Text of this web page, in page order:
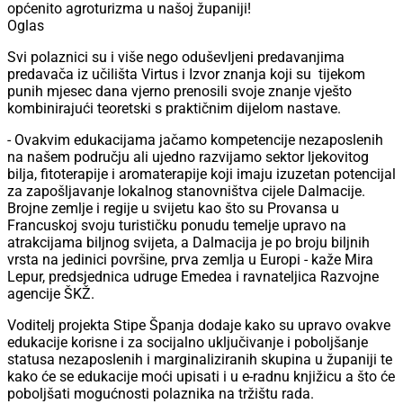
općenito agroturizma u našoj županiji!
Oglas
Svi polaznici su i više nego oduševljeni predavanjima
predavača iz učilišta Virtus i Izvor znanja koji su tijekom
punih mjesec dana vjerno prenosili svoje znanje vješto
kombinirajući teoretski s praktičnim dijelom nastave.
- Ovakvim edukacijama jačamo kompetencije nezaposlenih
na našem području ali ujedno razvijamo sektor ljekovitog
bilja, fitoterapije i aromaterapije koji imaju izuzetan potencijal
za zapošljavanje lokalnog stanovništva cijele Dalmacije.
Brojne zemlje i regije u svijetu kao što su Provansa u
Francuskoj svoju turističku ponudu temelje upravo na
atrakcijama biljnog svijeta, a Dalmacija je po broju biljnih
vrsta na jedinici površine, prva zemlja u Europi - kaže Mira
Lepur, predsjednica udruge Emedea i ravnateljica Razvojne
agencije ŠKŽ.
Voditelj projekta Stipe Španja dodaje kako su upravo ovakve
edukacije korisne i za socijalno uključivanje i poboljšanje
statusa nezaposlenih i marginaliziranih skupina u županiji te
kako će se edukacije moći upisati i u e-radnu knjižicu a što će
poboljšati mogućnosti polaznika na tržištu rada.